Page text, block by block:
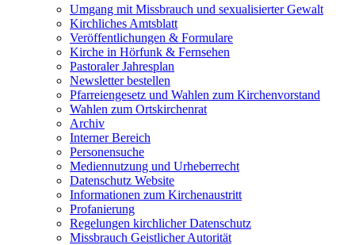
Umgang mit Missbrauch und sexualisierter Gewalt
Kirchliches Amtsblatt
Veröffentlichungen & Formulare
Kirche in Hörfunk & Fernsehen
Pastoraler Jahresplan
Newsletter bestellen
Pfarreiengesetz und Wahlen zum Kirchenvorstand
Wahlen zum Ortskirchenrat
Archiv
Interner Bereich
Personensuche
Mediennutzung und Urheberrecht
Datenschutz Website
Informationen zum Kirchenaustritt
Profanierung
Regelungen kirchlicher Datenschutz
Missbrauch Geistlicher Autorität